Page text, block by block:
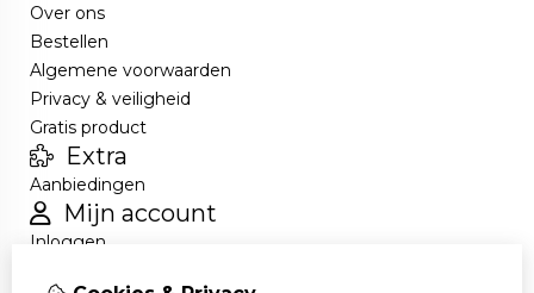
Over ons
Bestellen
Algemene voorwaarden
Privacy & veiligheid
Gratis product
Extra
Aanbiedingen
Mijn account
Inloggen